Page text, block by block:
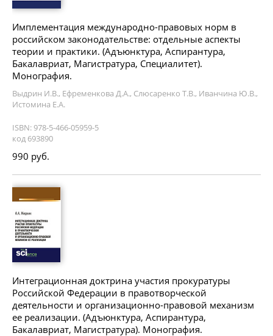
Имплементация международно-правовых норм в
российском законодательстве: отдельные аспекты
теории и практики. (Адъюнктура, Аспирантура,
Бакалавриат, Магистратура, Специалитет).
Монография.
Выдрин И.В., Ефременкова Д.А., Слюсаренко Т.В., Иванчина Ю.В.,
Истомина Е.А.
ISBN: 978-5-466-05959-5
код 693890
990 руб.
Интеграционная доктрина участия прокуратуры
Российской Федерации в правотворческой
деятельности и организационно-правовой механизм
ее реализации. (Адъюнктура, Аспирантура,
Бакалавриат, Магистратура). Монография.